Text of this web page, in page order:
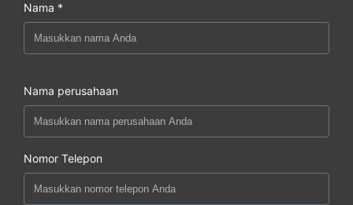
Nama *
Nama perusahaan
Nomor Telepon